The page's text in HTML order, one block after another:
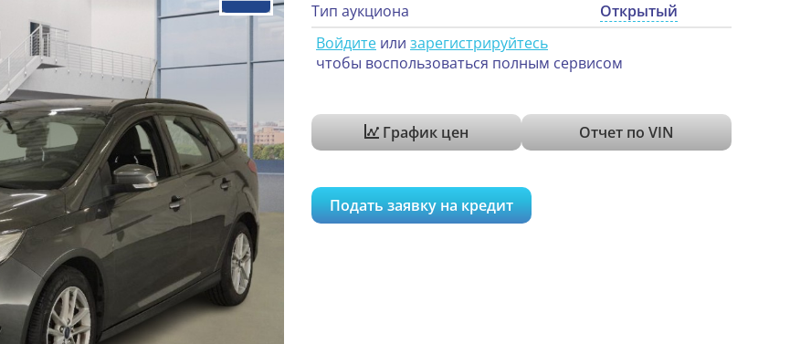
Тип аукциона
Открытый
Войдите или зарегистрируйтесь
чтобы воспользоваться полным сервисом
График цен Отчет по VIN
Подать заявку на кредит